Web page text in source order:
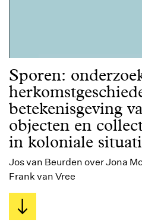
Sporen:
betekenisgeving
objecten en
in koloniale
Jos van Beurden over Jona
Frank van Vree